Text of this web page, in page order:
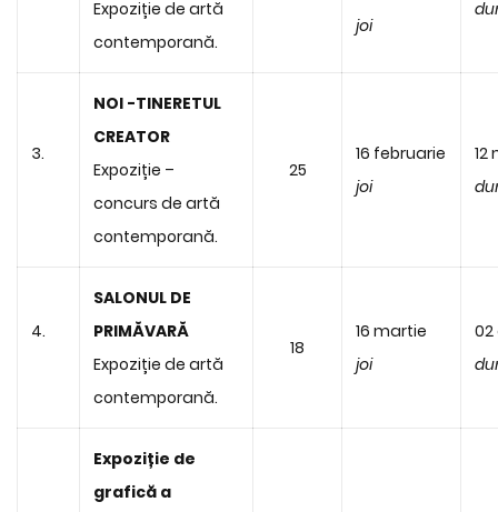
Expoziție de artă
contemporană.
joi
3.
NOI -TINERETUL
CREATOR
Expoziție –
concurs de artă
contemporană.
25
16 februarie
joi
12
4.
SALONUL DE
PRIMĂVARĂ
Expoziție de artă
contemporană.
18
16 martie
joi
02
Expoziție de
grafică a